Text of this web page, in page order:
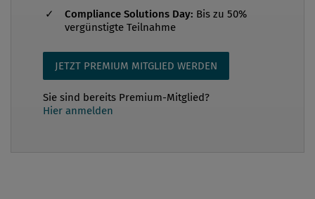
Compliance Solutions Day: Bis zu 50%
vergünstigte Teilnahme
JETZT PREMIUM MITGLIED WERDEN
Sie sind bereits Premium-Mitglied?
Hier anmelden